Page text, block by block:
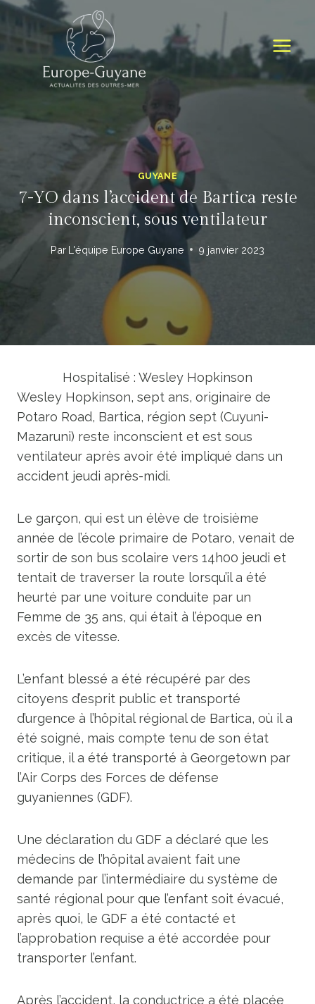
Skip
content
GUYANE
7-YO dans l’accident de Bartica reste
inconscient, sous ventilateur
Par L'équipe Europe Guyane 9 janvier 2023
Hospitalisé : Wesley Hopkinson
Wesley Hopkinson, sept ans, originaire de
Potaro Road, Bartica, région sept (Cuyuni-
Mazaruni) reste inconscient et est sous
ventilateur après avoir été impliqué dans un
accident jeudi après-midi.
Le garçon, qui est un élève de troisième
année de l’école primaire de Potaro, venait de
sortir de son bus scolaire vers 14h00 jeudi et
tentait de traverser la route lorsqu’il a été
heurté par une voiture conduite par un
Femme de 35 ans, qui était à l’époque en
excès de vitesse.
L’enfant blessé a été récupéré par des
citoyens d’esprit public et transporté
d’urgence à l’hôpital régional de Bartica, où il a
été soigné, mais compte tenu de son état
critique, il a été transporté à Georgetown par
l’Air Corps des Forces de défense
guyaniennes (GDF).
Une déclaration du GDF a déclaré que les
médecins de l’hôpital avaient fait une
demande par l’intermédiaire du système de
santé régional pour que l’enfant soit évacué,
après quoi, le GDF a été contacté et
l’approbation requise a été accordée pour
transporter l’enfant.
Après l’accident, la conductrice a été placée